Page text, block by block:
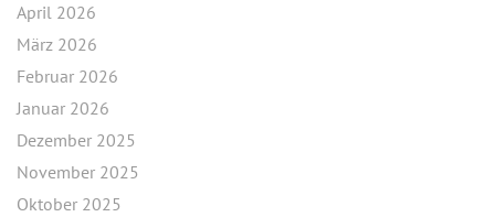
April 2026
März 2026
Februar 2026
Januar 2026
Dezember 2025
November 2025
Oktober 2025